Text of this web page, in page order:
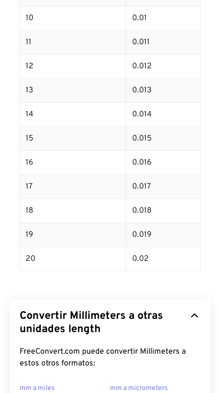
10 0.01
11 0.011
12 0.012
13 0.013
14 0.014
15 0.015
16 0.016
17 0.017
18 0.018
19 0.019
20 0.02
Convertir Millimeters a otras
unidades length
FreeConvert.com puede convertir Millimeters a
estos otros formatos:
mm a miles mm a micrometers